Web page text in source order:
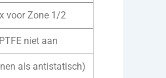
voor Zone 1/2
niet aan
als antistatisch)